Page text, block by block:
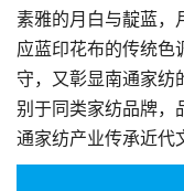
素雅的月白与靛蓝，
应蓝印花布的传统色
守，又彰显南通家纺
别于同类家纺品牌，
通家纺产业传承近代